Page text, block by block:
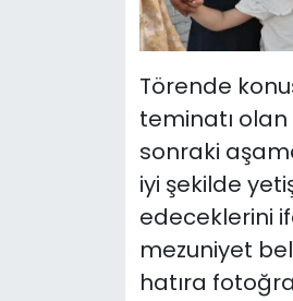
Törende
teminatı
sonraki
iyi şekilde
edeceklerini
mezuniyet
hatıra